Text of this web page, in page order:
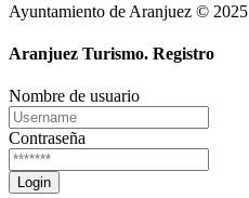
Ayuntamiento de Aranjuez © 2025
Aranjuez Turismo. Registro
Nombre de usuario
Contraseña